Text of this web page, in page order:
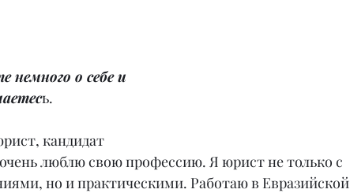
немного о себе и
ь.
кандидат
люблю свою профессию. Я юрист не только с
но и практическими. Работаю в Евразийской